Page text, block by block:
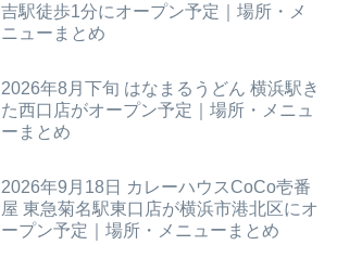
吉駅徒歩1分にオープン予定｜場所・メ
ニューまとめ
2026年8月下旬 はなまるうどん 横浜駅き
た西口店がオープン予定｜場所・メニュ
ーまとめ
2026年9月18日 カレーハウスCoCo壱番
屋 東急菊名駅東口店が横浜市港北区にオ
ープン予定｜場所・メニューまとめ